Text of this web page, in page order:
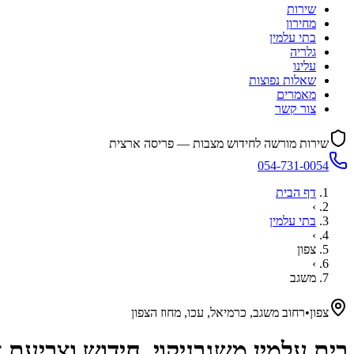
שירות
מחירון
בתי עלמין
גלריה
עלינו
שאלות נפוצות
מאמרים
צור קשר
שירות מורשה לחידוש מצבות — פריסה ארצית
054-731-0054
דף הבית
›
בתי עלמין
›
צפון
›
משגב
צפון•רחוב משגב, כרמיאל, עכו, מחוז הצפון